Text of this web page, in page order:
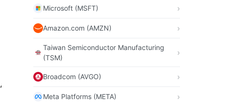
,
Microsoft (MSFT)
Amazon.com (AMZN)
Taiwan Semiconductor Manufacturing
(TSM)
Broadcom (AVGO)
Meta Platforms (META)